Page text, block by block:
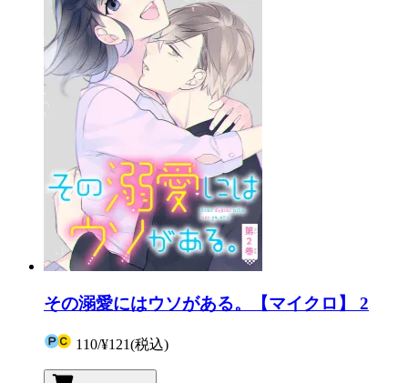
その溺愛にはウソがある。【マイクロ】 2
110/¥121(税込)